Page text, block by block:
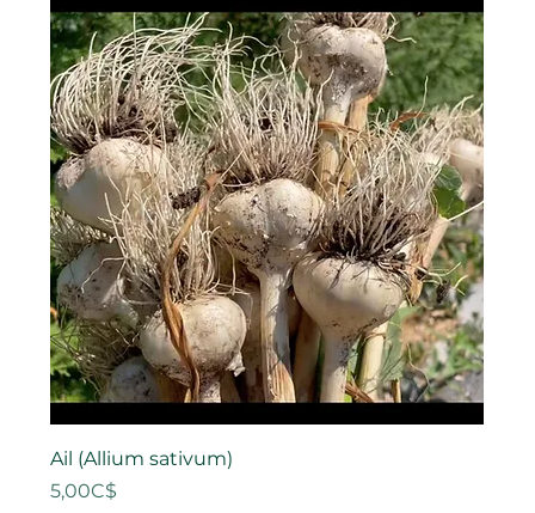
Ail (Allium sativum)
Price
5,00C$